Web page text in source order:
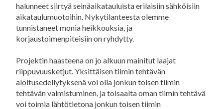
halunneet siirtyä seinäaikatauluista erilaisiin sähköisiin
aikataulumuotoihin. Nykytilanteesta olemme
tunnistaneet monia heikkouksia, ja
korjaustoimenpiteisiin on ryhdytty.
Projektin haasteena on jo alkuun mainitut laajat
riippuvuusketjut. Yksittäisen tiimin tehtävän
aloitusedellytyksenä voi olla jonkun toisen tiimin
tehtävän valmistuminen, ja toisaalta oman tiimin tehtävä
voi toimia lähtötietona jonkun toisen tiimin